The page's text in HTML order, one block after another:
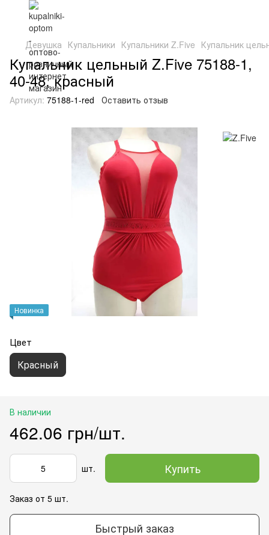
Девушка Купальники Купальники Z.Five Купальник
Купальник цельный Z.Five 75188-1,
40-48, красный
Артикул: 75188-1-red Оставить отзыв
Новинка
Цвет
Красный
В наличии
462.06 грн/шт.
шт. Купить
Заказ от 5 шт.
Быстрый заказ